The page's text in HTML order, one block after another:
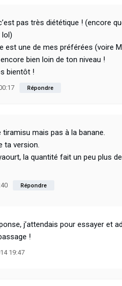
pas très diététique ! (encore
est une de mes préférées (voire
bien loin de ton niveau !
bientôt !
Répondre
mais pas à la banane.
ta version.
la quantité fait un peu plus
Répondre
j’attendais pour essayer et
!
19:47